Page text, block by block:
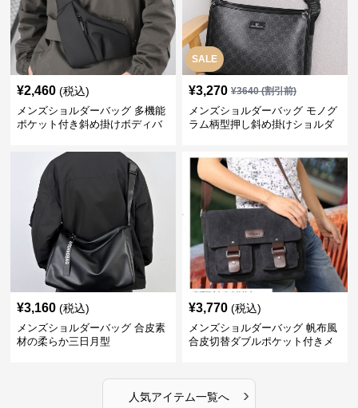
¥2,460 (税込)
メンズショルダーバッグ 多機能
ポケット付き斜め掛けボディバ
SALE
¥3,270 ¥3640(割引前)
メンズショルダーバッグ モノグ
ラム柄型押し斜め掛けショルダ
¥3,160 (税込)
メンズショルダーバッグ 合皮素
材の柔らか三日月型
¥3,770 (税込)
メンズショルダーバッグ 帆布風
合皮切替ダブルポケット付きメ
人気アイテム一覧へ ›